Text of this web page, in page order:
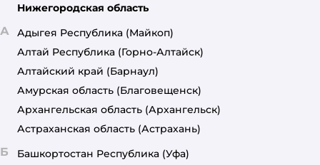
Нижегородская область
А Адыгея Республика (Майкоп)
Алтай Республика (Горно-Алтайск)
Алтайский край (Барнаул)
Амурская область (Благовещенск)
Архангельская область (Архангельск)
Астраханская область (Астрахань)
Б Башкортостан Республика (Уфа)